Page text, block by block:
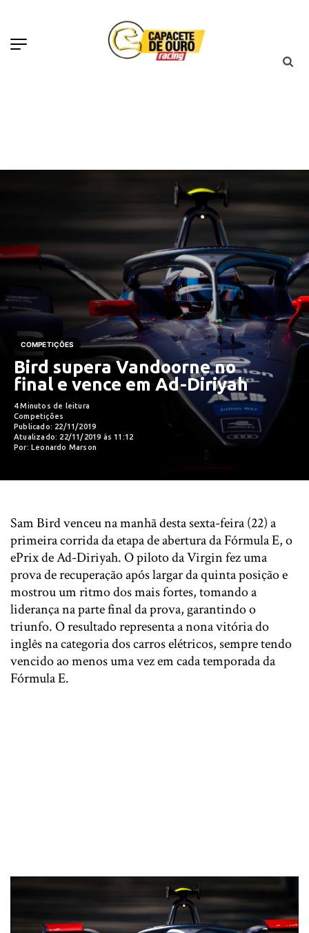
COMPETIÇÕES
Bird supera Vandoorne no
final e vence em Ad-Diriyah
4 Minutos de leitura
Competições
Publicado: 22/11/2019
Atualizado: 22/11/2019 às 11:12
Por: Leonardo Marson
Sam Bird venceu na manhã desta sexta-feira (22) a
primeira corrida da etapa de abertura da Fórmula E, o
ePrix de Ad-Diriyah. O piloto da Virgin fez uma
prova de recuperação após largar da quinta posição e
mostrou um ritmo dos mais fortes, tomando a
liderança na parte final da prova, garantindo o
triunfo. O resultado representa a nona vitória do
inglês na categoria dos carros elétricos, sempre tendo
vencido ao menos uma vez em cada temporada da
Fórmula E.